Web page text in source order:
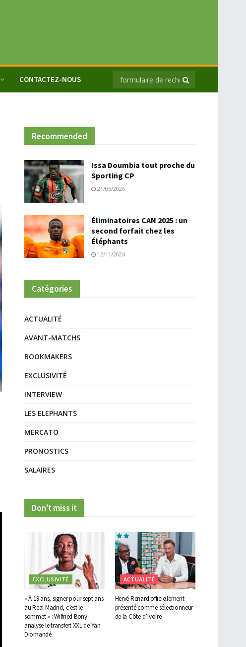
CONTACTEZ-NOUS
Recommended
Issa Doumbia tout proche du
Sporting CP
21/05/2026
Éliminatoires CAN 2025 : un
second forfait chez les
Éléphants
12/11/2024
Catégories
ACTUALITÉ
AVANT-MATCHS
BOOKMAKERS
EXCLUSIVITÉ
INTERVIEW
LES ELEPHANTS
MERCATO
PRONOSTICS
SALAIRES
Don't miss it
EXCLUSIVITÉ
« À 19 ans, signer pour sept ans
au Real Madrid, c’est le
sommet » : Wilfried Bony
analyse le transfert XXL de Yan
Diomandé
ACTUALITÉ
Hervé Renard officiellement
présenté comme sélectionneur
de la Côte d’Ivoire